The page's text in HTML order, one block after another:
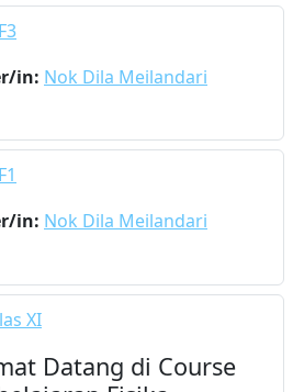
in: Nok Dila Meilandari
in: Nok Dila Meilandari
XI
Datang di Course